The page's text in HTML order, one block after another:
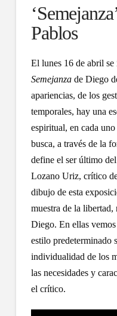
Pablos
El lunes 16 de abril
Semejanzade Diego
apariencias, de los
temporales, hay una
espiritual, en cada
busca, a través de la
define el ser último
Lozano Uriz, crítico
dibujo de esta
muestra de la
Diego. En ellas
estilo predeterminado
individualidad de los
las necesidades y
el crítico.